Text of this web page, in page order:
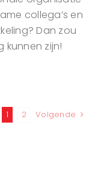
collega’s en
Dan zou
kunnen zijn!
1 2 Volgende